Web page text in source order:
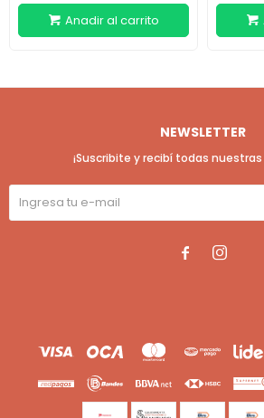
NEWSLETTER
¡Suscribite y recibí todas
 